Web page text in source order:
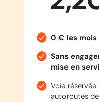
0 € les
Sans
mise en
Voie
autoroutes